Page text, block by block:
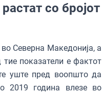
со бројот
Северна Македонија, а
показатели е фактот
уште пред воопшто да
2019 година влезе во